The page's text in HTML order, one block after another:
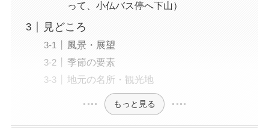
って、小仏バス停へ下山）
見どころ
風景・展望
季節の要素
地元の名所・観光地
もっと見る